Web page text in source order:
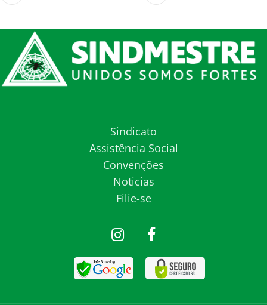
Sindicato
Assistência Social
Convenções
Noticias
Filie-se